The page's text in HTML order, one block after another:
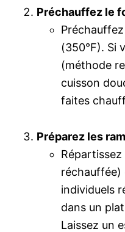
Préchauffez le
(350°F). Si
(méthode
cuisson
faites
Préparez les
réchauffée)
individuels
dans un
Laissez un